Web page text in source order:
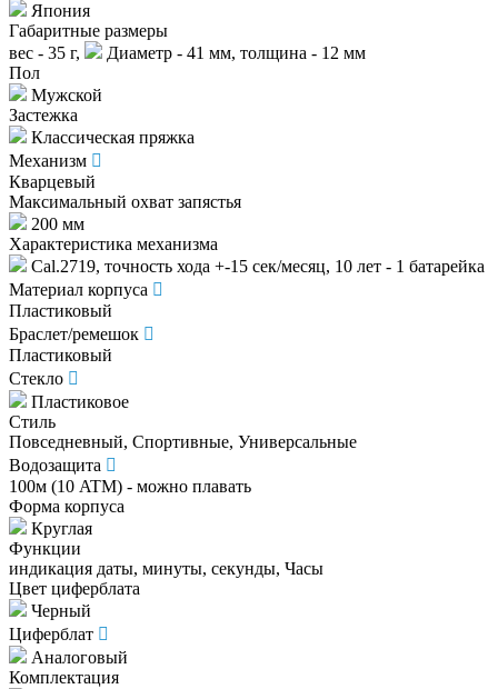
Япония
Габаритные размеры
вес - 35 г,
Диаметр - 41 мм, толщина - 12 мм
Пол
Мужской
Застежка
Классическая пряжка
Механизм
Кварцевый
Максимальный охват запястья
200 мм
Характеристика механизма
Cal.2719, точность хода +-15 сек/месяц, 10 лет - 1 батарейка
Материал корпуса
Пластиковый
Браслет/ремешок
Пластиковый
Стекло
Пластиковое
Стиль
Повседневный, Спортивные, Универсальные
Водозащита
100м (10 ATM) - можно плавать
Форма корпуса
Круглая
Функции
индикация даты, минуты, секунды, Часы
Цвет циферблата
Черный
Циферблат
Аналоговый
Комплектация